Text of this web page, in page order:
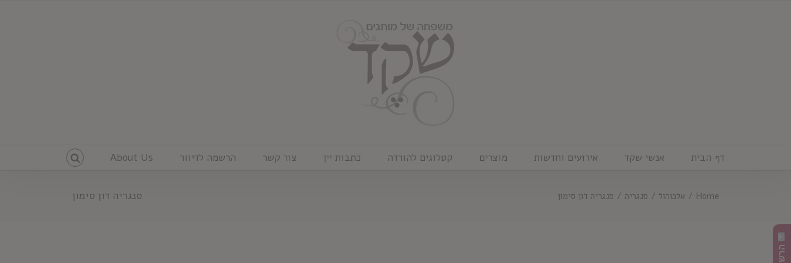
דף הבית אנשי שקד אירועים וחדשות מוצרים קטלוגים להורדה כתבות יין צור קשר הרשמה לדיוור About Us
סנגריה דון סימון Home
/ אלכוהול / סנגריה / סנגריה דון סימון